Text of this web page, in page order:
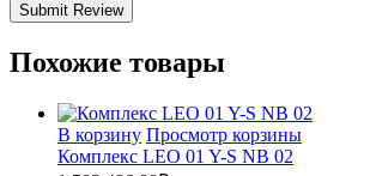
Submit Review
Похожие товары
В корзину Просмотр корзины
Комплекс LEO 01 Y-S NB 02